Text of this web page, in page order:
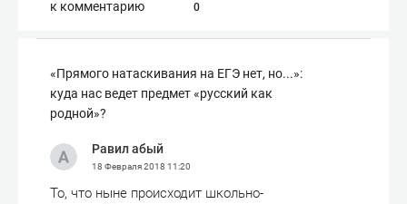
к комментарию 0
«Прямого натаскивания на ЕГЭ нет, но...»:
куда нас ведет предмет «русский как
родной»?
Равил абый
18 Февраля 2018 11:20
То, что ныне происходит школьно-